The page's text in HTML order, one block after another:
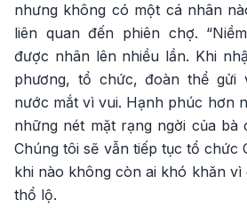
nhưng không có một cá nhân
liên quan đến phiên chợ.
được nhân lên nhiều lần. Khi
phương, tổ chức, đoàn thể gửi
nước mắt vì vui. Hạnh phúc hơn
những nét mặt rạng ngời của bà
Chúng tôi sẽ vẫn tiếp tục tổ chức
khi nào không còn ai khó khăn vì
thổ lộ.